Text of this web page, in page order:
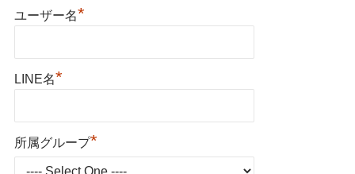
ユーザー名*
LINE名*
所属グループ*